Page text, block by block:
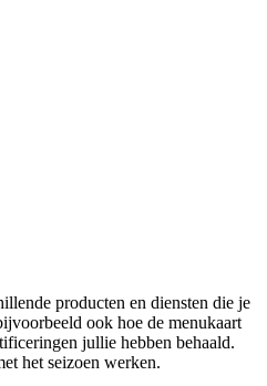
producten en diensten die je
ook hoe de menukaart
jullie hebben behaald.
het seizoen werken.